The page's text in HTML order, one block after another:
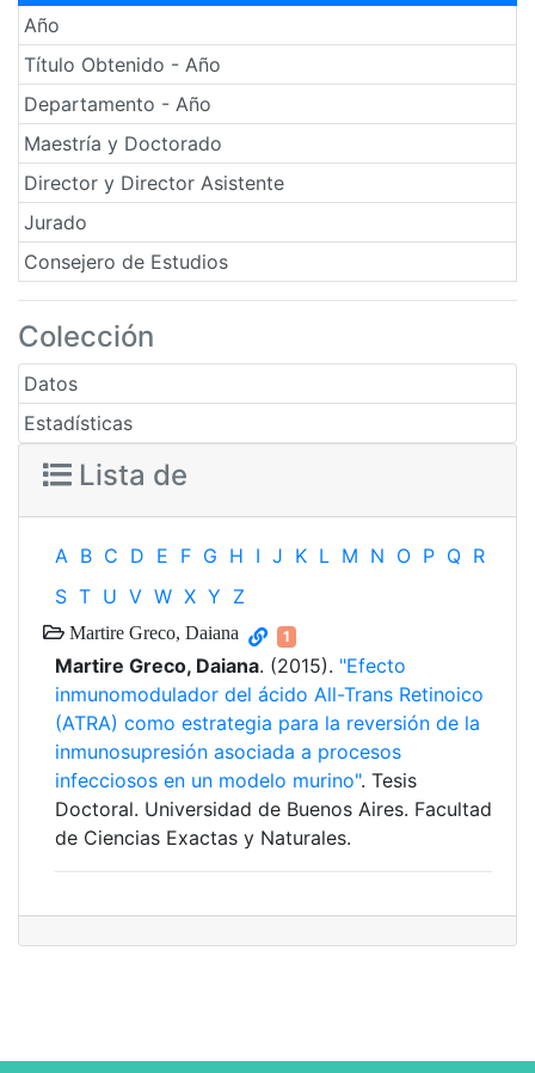
Año
Título Obtenido - Año
Departamento - Año
Maestría y Doctorado
Director y Director Asistente
Jurado
Consejero de Estudios
Colección
Datos
Estadísticas
Lista de
A B C D E F G H I J K L M N O P Q R
S T U V W X Y Z
Martire Greco, Daiana 1
Martire Greco, Daiana. (2015). "Efecto
inmunomodulador del ácido All-Trans Retinoico
(ATRA) como estrategia para la reversión de la
inmunosupresión asociada a procesos
infecciosos en un modelo murino". Tesis
Doctoral. Universidad de Buenos Aires. Facultad
de Ciencias Exactas y Naturales.